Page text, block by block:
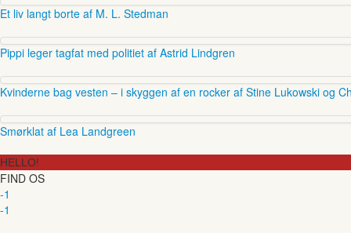
Et liv langt borte af M. L. Stedman
Pippi leger tagfat med politiet af Astrid Lindgren
Kvinderne bag vesten – i skyggen af en rocker af Stine Lukowski og
Smørklat af Lea Landgreen
HELLO!
FIND OS
-1
-1